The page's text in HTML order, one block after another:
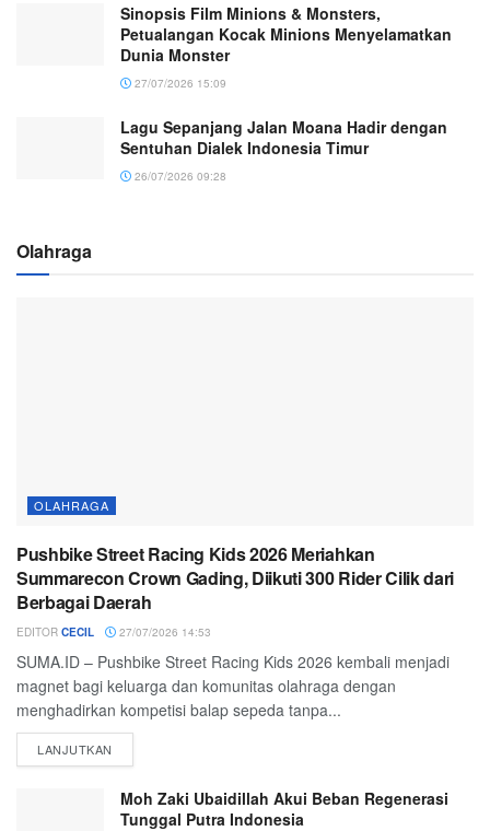
Sinopsis Film Minions & Monsters,
Petualangan Kocak Minions Menyelamatkan
Dunia Monster
27/07/2026 15:09
Lagu Sepanjang Jalan Moana Hadir dengan
Sentuhan Dialek Indonesia Timur
26/07/2026 09:28
Olahraga
OLAHRAGA
Pushbike Street Racing Kids 2026 Meriahkan
Summarecon Crown Gading, Diikuti 300 Rider Cilik dari
Berbagai Daerah
EDITOR CECIL 27/07/2026 14:53
SUMA.ID – Pushbike Street Racing Kids 2026 kembali menjadi
magnet bagi keluarga dan komunitas olahraga dengan
menghadirkan kompetisi balap sepeda tanpa...
LANJUTKAN
Moh Zaki Ubaidillah Akui Beban Regenerasi
Tunggal Putra Indonesia